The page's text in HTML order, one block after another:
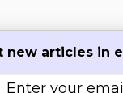
new articles in